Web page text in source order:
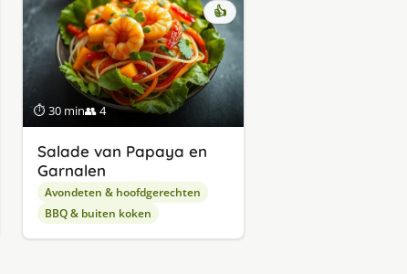
⏱ 30 min👥 4
👍
Salade van Papaya en
Garnalen
Avondeten & hoofdgerechten
BBQ & buiten koken